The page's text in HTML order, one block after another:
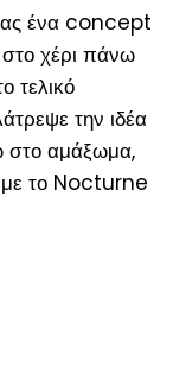
ένα concept
χέρι πάνω
τελικό
την ιδέα
στο αμάξωμα,
με το Nocturne